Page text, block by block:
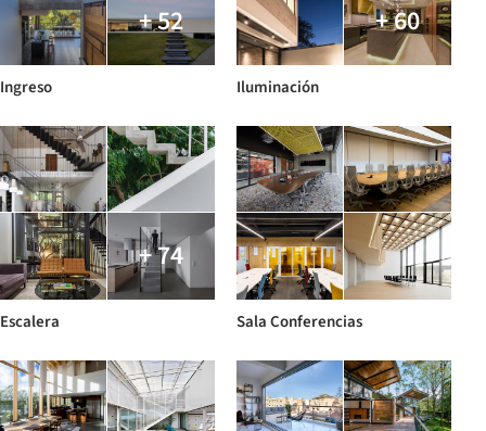
+ 52
Ingreso
+ 60
Iluminación
+ 74
Escalera Sala Conferencias